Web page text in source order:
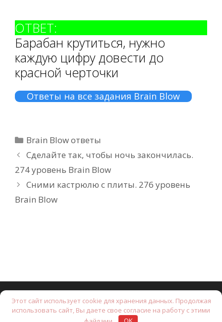
ОТВЕТ:
Барабан крутиться, нужно
каждую цифру довести до
красной черточки
Ответы на все задания Brain Blow
Рубрики
Brain Blow ответы
Сделайте так, чтобы ночь закончилась.
274 уровень Brain Blow
Сними кастрюлю с плиты. 276 уровень
Brain Blow
© 2026 Brain Test: Хитрые головоломки. • Создано с
помощью
GeneratePress
Этот сайт использует cookie для хранения данных. Продолжая
использовать сайт, Вы даете свое согласие на работу с этими